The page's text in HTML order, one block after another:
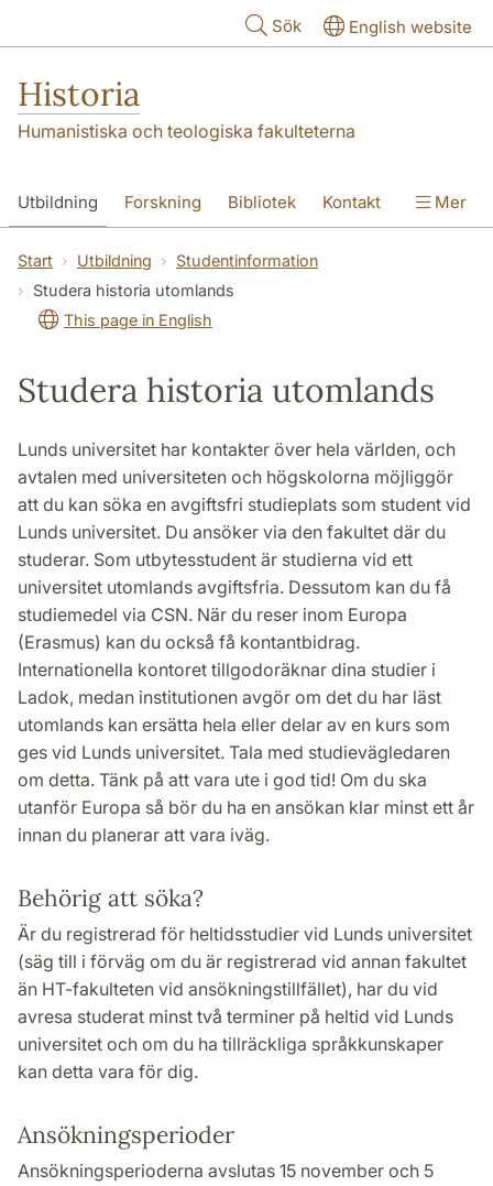
Sök English website
Historia
Humanistiska och teologiska fakulteterna
Utbildning Forskning Bibliotek Kontakt
Om oss
Mer
Start Utbildning
Studentinformation
Studera historia utomlands
This page in English
Studera historia utomlands
Lunds universitet har kontakter över hela världen, och
avtalen med universiteten och högskolorna möjliggör
att du kan söka en avgiftsfri studieplats som student vid
Lunds universitet. Du ansöker via den fakultet där du
studerar. Som utbytesstudent är studierna vid ett
universitet utomlands avgiftsfria. Dessutom kan du få
studiemedel via CSN. När du reser inom Europa
(Erasmus) kan du också få kontantbidrag.
Internationella kontoret tillgodoräknar dina studier i
Ladok, medan institutionen avgör om det du har läst
utomlands kan ersätta hela eller delar av en kurs som
ges vid Lunds universitet. Tala med studievägledaren
om detta. Tänk på att vara ute i god tid! Om du ska
utanför Europa så bör du ha en ansökan klar minst ett år
innan du planerar att vara iväg.
Behörig att söka?
Är du registrerad för heltidsstudier vid Lunds universitet
(säg till i förväg om du är registrerad vid annan fakultet
än HT-fakulteten vid ansökningstillfället), har du vid
avresa studerat minst två terminer på heltid vid Lunds
universitet och om du ha tillräckliga språkkunskaper
kan detta vara för dig.
Ansökningsperioder
Ansökningsperioderna avslutas 15 november och 5